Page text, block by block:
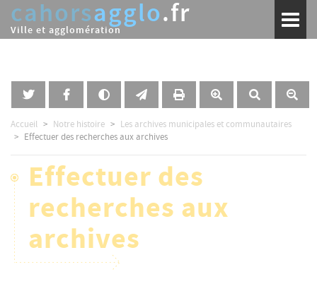
Aller
contenu
cahorsagglo.fr
Ville et agglomération
Accueil Notre histoire
Les archives municipales et communautaires
Effectuer des recherches aux archives
Effectuer des
recherches aux
archives